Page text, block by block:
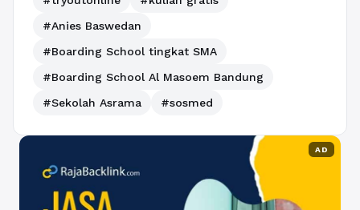
#Anies Baswedan
#Boarding School tingkat SMA
#Boarding School Al Masoem Bandung
#Sekolah Asrama
#sosmed
AD